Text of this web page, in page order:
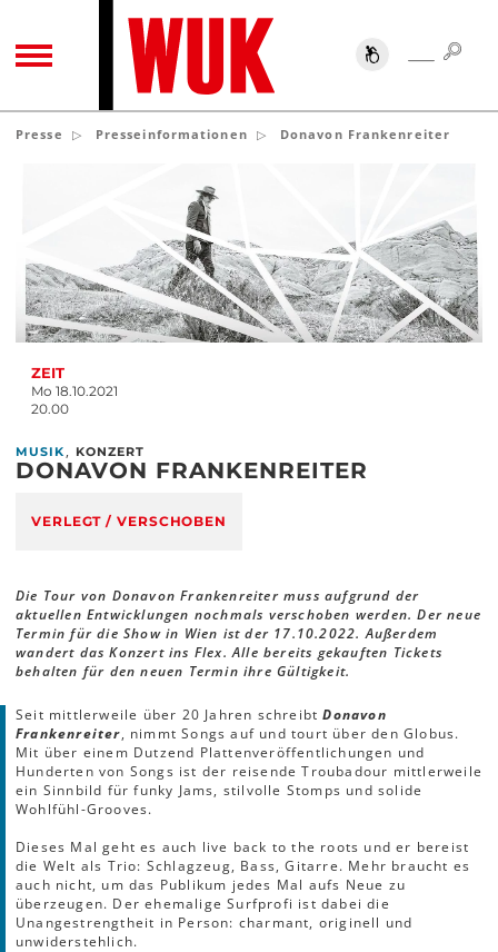
TOGGLE NAVIGATION SUCHE
Presse Presseinformationen Donavon Frankenreiter
ZEIT
Mo 18.10.2021
20.00
MUSIK , KONZERT
DONAVON FRANKENREITER
VERLEGT / VERSCHOBEN
Die Tour von Donavon Frankenreiter muss aufgrund der
aktuellen Entwicklungen nochmals verschoben werden. Der neue
Termin für die Show in Wien ist der 17.10.2022. Außerdem
wandert das Konzert ins Flex. Alle bereits gekauften Tickets
behalten für den neuen Termin ihre Gültigkeit.
Seit mittlerweile über 20 Jahren schreibtDonavon
Frankenreiter, nimmt Songs auf und tourt über den Globus.
Mit über einem Dutzend Plattenveröffentlichungen und
Hunderten von Songs ist der reisende Troubadour mittlerweile
ein Sinnbild für funky Jams, stilvolle Stomps und solide
Wohlfühl-Grooves.
Dieses Mal geht es auch live back to the roots und er bereist
die Welt als Trio: Schlagzeug, Bass, Gitarre. Mehr braucht es
auch nicht, um das Publikum jedes Mal aufs Neue zu
überzeugen. Der ehemalige Surfprofi ist dabei die
Unangestrengtheit in Person: charmant, originell und
unwiderstehlich.